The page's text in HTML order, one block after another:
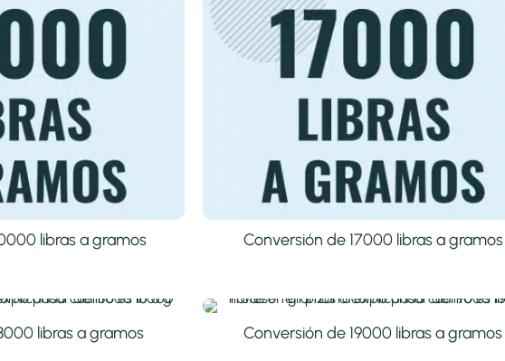
libras a gramos Conversión de 17000 libras a gramos
libras a gramos Conversión de 19000 libras a gramos